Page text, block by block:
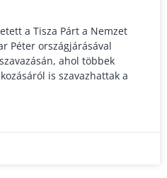
a Tisza Párt a Nemzet
Péter országjárásával
ahol többek
is szavazhattak a